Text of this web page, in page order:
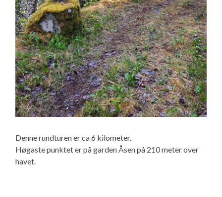
Denne rundturen er ca 6 kilometer.
Høgaste punktet er på garden Åsen på 210 meter over
havet.